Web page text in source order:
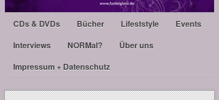
CDs & DVDs Bücher Lifeststyle
Events
Interviews
NORMal?
Über uns
Impressum + Datenschutz